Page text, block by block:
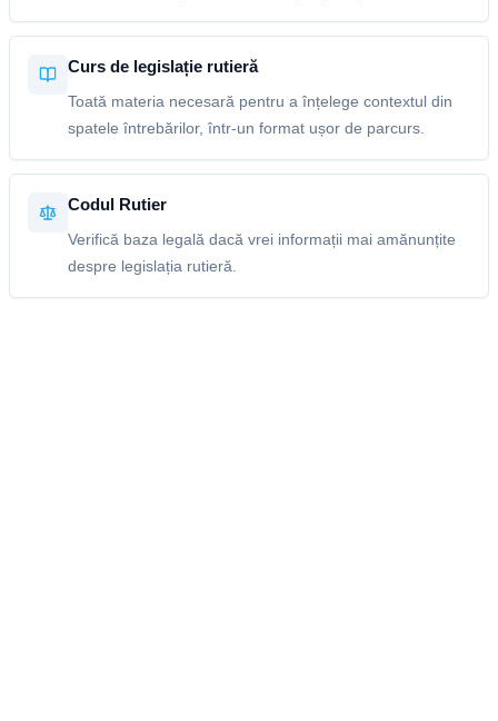
Curs de legislație rutieră
Toată materia necesară pentru a înțelege contextul din
spatele întrebărilor, într-un format ușor de parcurs.
Codul Rutier
Verifică baza legală dacă vrei informații mai amănunțite
despre legislația rutieră.